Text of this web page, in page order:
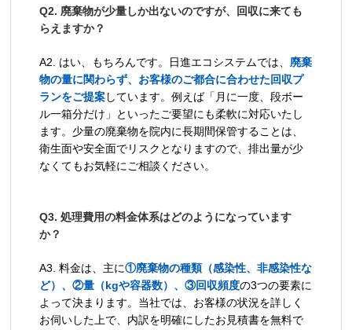
Q2. 廃棄物が少量しか出ないのですが、回収に来ても
らえますか？
A2. はい、もちろんです。日進エコシステムでは、 廃棄
物の量に関わらず、お客様のご都合に合わせた回収プ
ランをご提案しています。例えば「月に一度、段ボー
ル一箱分だけ」といったご要望にも柔軟に対応いたし
ます。少量の廃棄物を院内に長期間保管することは、
衛生面や安全面でリスクとなりますので、排出量が少
なくてもお気軽にご相談ください。
Q3. 処理費用の料金体系はどのようになっています
か？
A3. 料金は、主に①廃棄物の種類（感染性、非感染性な
ど）、②量（kgや容器数）、③回収頻度の3つの要素に
よって決まります。当社では、お客様の状況を詳しく
お伺いした上で、内訳を明確にしたお見積書を無料で